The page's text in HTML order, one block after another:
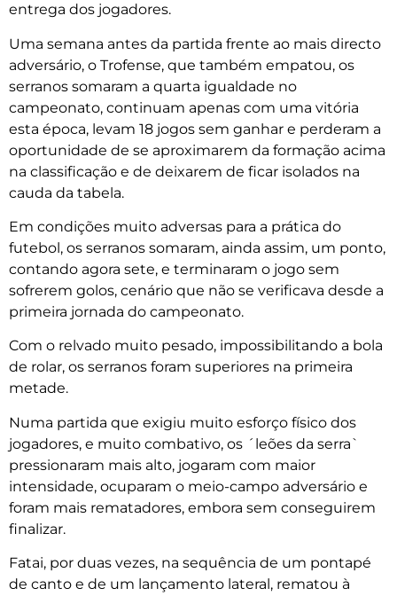
entrega dos jogadores.
Uma semana antes da partida frente ao mais directo
adversário, o Trofense, que também empatou, os
serranos somaram a quarta igualdade no
campeonato, continuam apenas com uma vitória
esta época, levam 18 jogos sem ganhar e perderam a
oportunidade de se aproximarem da formação acima
na classificação e de deixarem de ficar isolados na
cauda da tabela.
Em condições muito adversas para a prática do
futebol, os serranos somaram, ainda assim, um ponto,
contando agora sete, e terminaram o jogo sem
sofrerem golos, cenário que não se verificava desde a
primeira jornada do campeonato.
Com o relvado muito pesado, impossibilitando a bola
de rolar, os serranos foram superiores na primeira
metade.
Numa partida que exigiu muito esforço físico dos
jogadores, e muito combativo, os ´leões da serra`
pressionaram mais alto, jogaram com maior
intensidade, ocuparam o meio-campo adversário e
foram mais rematadores, embora sem conseguirem
finalizar.
Fatai, por duas vezes, na sequência de um pontapé
de canto e de um lançamento lateral, rematou à